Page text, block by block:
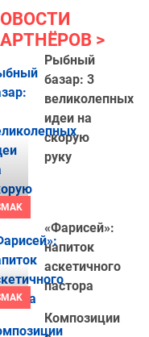
Рыбный
базар: 3
великолепных
идеи на
скорую
руку
«Фарисей»:
напиток
аскетичного
пастора
Композиции